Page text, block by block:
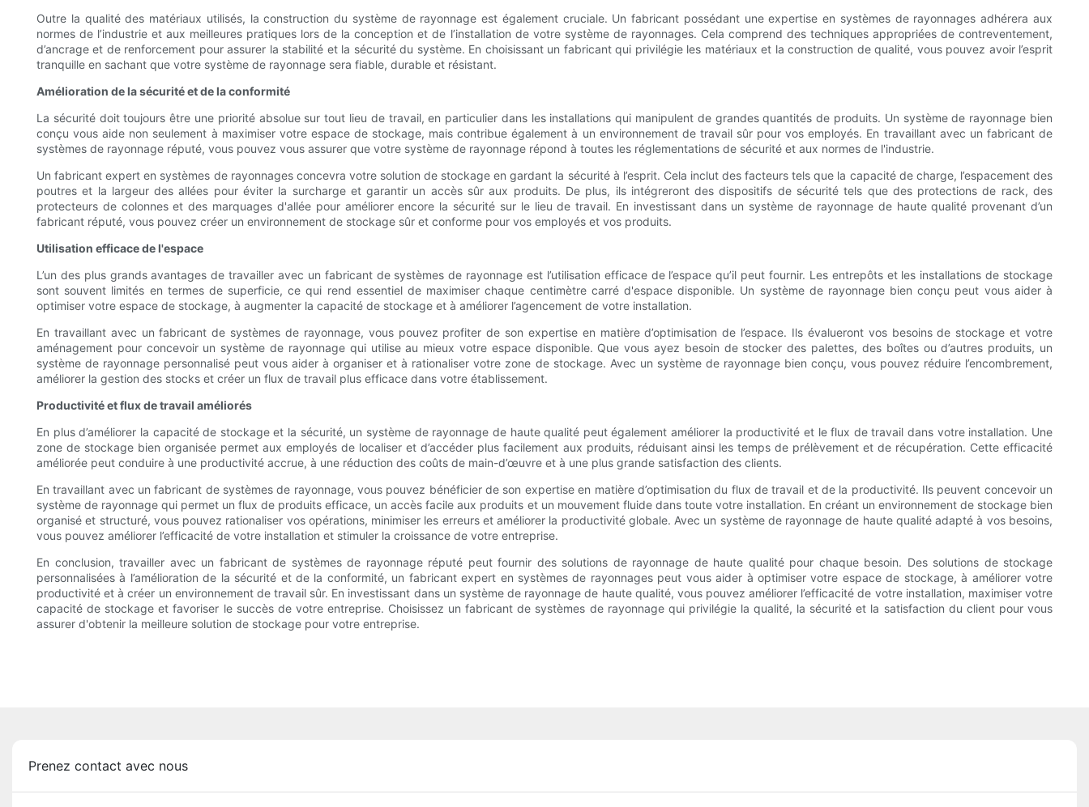
Outre la qualité des matériaux utilisés, la construction du système de rayonnage est également cruciale. Un fabricant possédant une expertise en systèmes de rayonnages adhérera aux
normes de l’industrie et aux meilleures pratiques lors de la conception et de l’installation de votre système de rayonnages. Cela comprend des techniques appropriées de contreventement,
d’ancrage et de renforcement pour assurer la stabilité et la sécurité du système. En choisissant un fabricant qui privilégie les matériaux et la construction de qualité, vous pouvez avoir l’esprit
tranquille en sachant que votre système de rayonnage sera fiable, durable et résistant.
Amélioration de la sécurité et de la conformité
La sécurité doit toujours être une priorité absolue sur tout lieu de travail, en particulier dans les installations qui manipulent de grandes quantités de produits. Un système de rayonnage bien
conçu vous aide non seulement à maximiser votre espace de stockage, mais contribue également à un environnement de travail sûr pour vos employés. En travaillant avec un fabricant de
systèmes de rayonnage réputé, vous pouvez vous assurer que votre système de rayonnage répond à toutes les réglementations de sécurité et aux normes de l'industrie.
Un fabricant expert en systèmes de rayonnages concevra votre solution de stockage en gardant la sécurité à l’esprit. Cela inclut des facteurs tels que la capacité de charge, l’espacement des
poutres et la largeur des allées pour éviter la surcharge et garantir un accès sûr aux produits. De plus, ils intégreront des dispositifs de sécurité tels que des protections de rack, des
protecteurs de colonnes et des marquages d'allée pour améliorer encore la sécurité sur le lieu de travail. En investissant dans un système de rayonnage de haute qualité provenant d’un
fabricant réputé, vous pouvez créer un environnement de stockage sûr et conforme pour vos employés et vos produits.
Utilisation efficace de l'espace
L’un des plus grands avantages de travailler avec un fabricant de systèmes de rayonnage est l’utilisation efficace de l’espace qu’il peut fournir. Les entrepôts et les installations de stockage
sont souvent limités en termes de superficie, ce qui rend essentiel de maximiser chaque centimètre carré d'espace disponible. Un système de rayonnage bien conçu peut vous aider à
optimiser votre espace de stockage, à augmenter la capacité de stockage et à améliorer l’agencement de votre installation.
En travaillant avec un fabricant de systèmes de rayonnage, vous pouvez profiter de son expertise en matière d’optimisation de l’espace. Ils évalueront vos besoins de stockage et votre
aménagement pour concevoir un système de rayonnage qui utilise au mieux votre espace disponible. Que vous ayez besoin de stocker des palettes, des boîtes ou d’autres produits, un
système de rayonnage personnalisé peut vous aider à organiser et à rationaliser votre zone de stockage. Avec un système de rayonnage bien conçu, vous pouvez réduire l’encombrement,
améliorer la gestion des stocks et créer un flux de travail plus efficace dans votre établissement.
Productivité et flux de travail améliorés
En plus d’améliorer la capacité de stockage et la sécurité, un système de rayonnage de haute qualité peut également améliorer la productivité et le flux de travail dans votre installation. Une
zone de stockage bien organisée permet aux employés de localiser et d’accéder plus facilement aux produits, réduisant ainsi les temps de prélèvement et de récupération. Cette efficacité
améliorée peut conduire à une productivité accrue, à une réduction des coûts de main-d’œuvre et à une plus grande satisfaction des clients.
En travaillant avec un fabricant de systèmes de rayonnage, vous pouvez bénéficier de son expertise en matière d’optimisation du flux de travail et de la productivité. Ils peuvent concevoir un
système de rayonnage qui permet un flux de produits efficace, un accès facile aux produits et un mouvement fluide dans toute votre installation. En créant un environnement de stockage bien
organisé et structuré, vous pouvez rationaliser vos opérations, minimiser les erreurs et améliorer la productivité globale. Avec un système de rayonnage de haute qualité adapté à vos besoins,
vous pouvez améliorer l’efficacité de votre installation et stimuler la croissance de votre entreprise.
En conclusion, travailler avec un fabricant de systèmes de rayonnage réputé peut fournir des solutions de rayonnage de haute qualité pour chaque besoin. Des solutions de stockage
personnalisées à l’amélioration de la sécurité et de la conformité, un fabricant expert en systèmes de rayonnages peut vous aider à optimiser votre espace de stockage, à améliorer votre
productivité et à créer un environnement de travail sûr. En investissant dans un système de rayonnage de haute qualité, vous pouvez améliorer l’efficacité de votre installation, maximiser votre
capacité de stockage et favoriser le succès de votre entreprise. Choisissez un fabricant de systèmes de rayonnage qui privilégie la qualité, la sécurité et la satisfaction du client pour vous
assurer d'obtenir la meilleure solution de stockage pour votre entreprise.
Prenez contact avec nous